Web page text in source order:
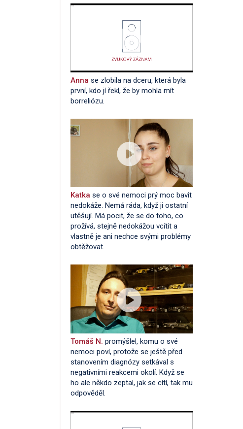
Anna se zlobila na dceru, která byla
první, kdo jí řekl, že by mohla mít
borreliózu.
Katka se o své nemoci prý moc bavit
nedokáže. Nemá ráda, když ji ostatní
utěšují. Má pocit, že se do toho, co
prožívá, stejně nedokážou vcítit a
vlastně je ani nechce svými problémy
obtěžovat.
Tomáš N. promýšlel, komu o své
nemoci poví, protože se ještě před
stanovením diagnózy setkával s
negativními reakcemi okolí. Když se
ho ale někdo zeptal, jak se cítí, tak mu
odpověděl.